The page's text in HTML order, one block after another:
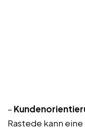
–
Rastede kann